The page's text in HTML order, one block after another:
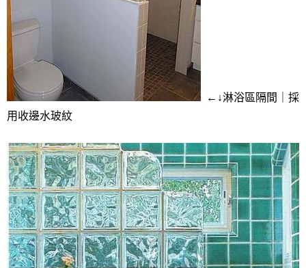
←↓淋浴區隔間｜採
用收邊水玻紋